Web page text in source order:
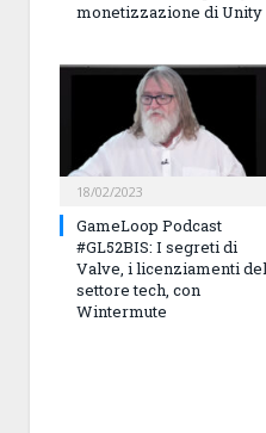
monetizzazione di Unity
18/02/2023
GameLoop Podcast
#GL52BIS: I segreti di
Valve, i licenziamenti del
settore tech, con
Wintermute